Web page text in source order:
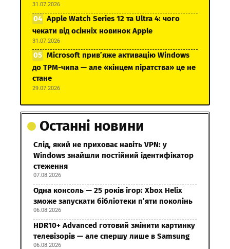
31.07.2026
Apple Watch Series 12 та Ultra 4: чого
чекати від осінніх новинок Apple
31.07.2026
Microsoft прив’яже активацію Windows
до TPM-чипа — але «кінцем піратства» це не
стане
29.07.2026
Останні новини
Слід, який не приховає навіть VPN: у
Windows знайшли постійний ідентифікатор
стеження
07.08.2026
Одна консоль — 25 років ігор: Xbox Helix
зможе запускати бібліотеки п’яти поколінь
06.08.2026
HDR10+ Advanced готовий змінити картинку
телевізорів — але спершу лише в Samsung
06.08.2026